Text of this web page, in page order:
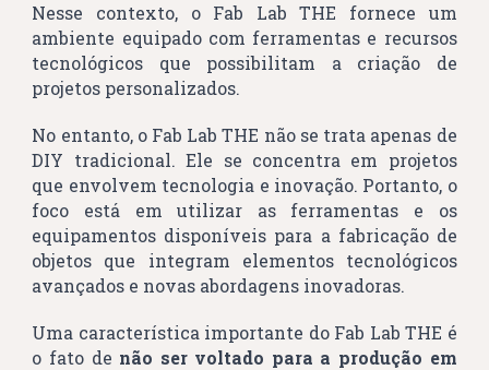
Nesse contexto, o Fab Lab THE fornece um
ambiente equipado com ferramentas e recursos
tecnológicos que possibilitam a criação de
projetos personalizados.
No entanto, o Fab Lab THE não se trata apenas de
DIY tradicional. Ele se concentra em projetos
que envolvem tecnologia e inovação. Portanto, o
foco está em utilizar as ferramentas e os
equipamentos disponíveis para a fabricação de
objetos que integram elementos tecnológicos
avançados e novas abordagens inovadoras.
Uma característica importante do Fab Lab THE é
o fato de não ser voltado para a produção em